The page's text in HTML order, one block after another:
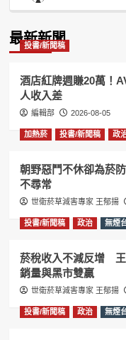
Podcast
最新新聞
投書/新聞稿
酒店紅牌週賺20萬！
人收入差
編輯部 2026-08-05
加熱菸 投書/新聞稿 政
朝野惡鬥不休卻為菸
不尋常
世衛菸草減害專家 王郁揚
投書/新聞稿 政治 無煙
菸稅收入不減反增 王
銷量與黑市雙贏
世衛菸草減害專家 王郁揚
投書/新聞稿 政治 無煙